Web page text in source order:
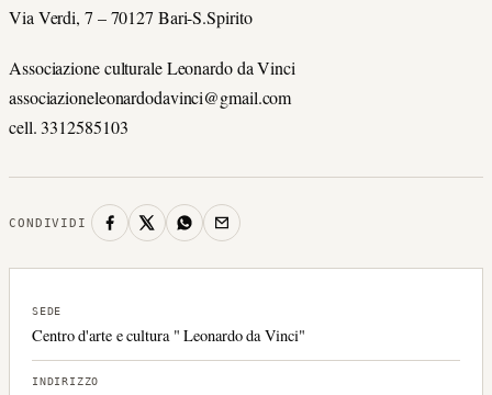
Via Verdi, 7 – 70127 Bari-S.Spirito
Associazione culturale Leonardo da Vinci
associazioneleonardodavinci@gmail.com
cell. 3312585103
CONDIVIDI
SEDE
Centro d'arte e cultura " Leonardo da Vinci"
INDIRIZZO